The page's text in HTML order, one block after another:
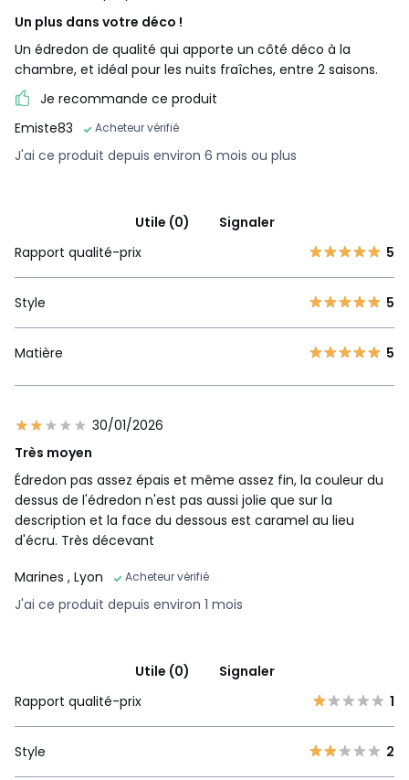
Un plus dans votre déco !
Un édredon de qualité qui apporte un côté déco à la
chambre, et idéal pour les nuits fraîches, entre 2 saisons.
Je recommande ce produit
Emiste83
Acheteur vérifié
J'ai ce produit depuis environ 6 mois ou plus
Utile (0)
Signaler
Rapport qualité-prix
5
Style 5
Matière 5
30/01/2026
Très moyen
Édredon pas assez épais et même assez fin, la couleur du
dessus de l'édredon n'est pas aussi jolie que sur la
description et la face du dessous est caramel au lieu
d'écru. Très décevant
Marines , Lyon Acheteur vérifié
J'ai ce produit depuis environ 1 mois
Utile (0)
Signaler
Rapport qualité-prix
1
Style 2